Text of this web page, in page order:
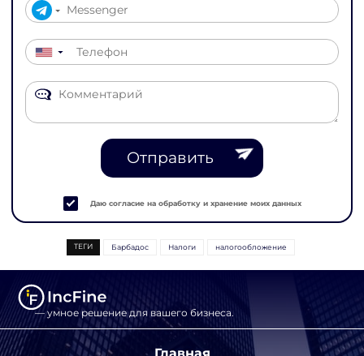
▼
Отправить
Даю согласие на обработку и хранение моих данных
ТЕГИ Барбадос Налоги налогообложение
— умное решение для вашего бизнеса.
Главная